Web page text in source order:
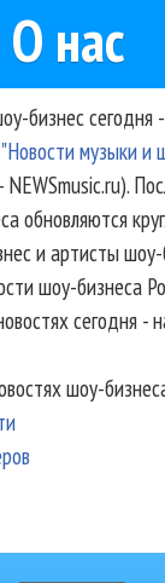
О нас
бизнес сегодня
"Новости музыки и
NEWSmusic.ru).
обновляются
и артисты
шоу-бизнеса
сегодня -
шоу-